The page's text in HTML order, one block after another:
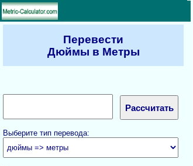
Перевести
Дюймы в Метры
Выберите тип перевода: